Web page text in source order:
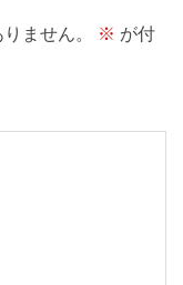
ません。 ※ が付